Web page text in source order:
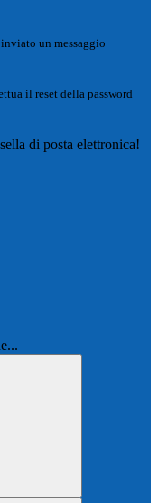
un messaggio
il reset della password
di posta elettronica!